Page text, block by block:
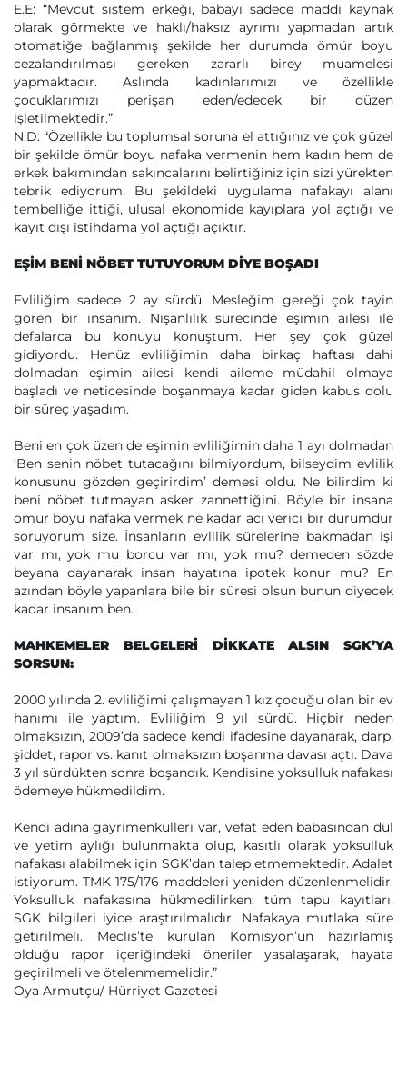
E.E: “Mevcut sistem erkeği, babayı sadece maddi kaynak
olarak görmekte ve haklı/haksız ayrımı yapmadan artık
otomatiğe bağlanmış şekilde her durumda ömür boyu
cezalandırılması gereken zararlı birey muamelesi
yapmaktadır. Aslında kadınlarımızı ve özellikle
çocuklarımızı perişan eden/edecek bir düzen
işletilmektedir.”
N.D: “Özellikle bu toplumsal soruna el attığınız ve çok güzel
bir şekilde ömür boyu nafaka vermenin hem kadın hem de
erkek bakımından sakıncalarını belirtiğiniz için sizi yürekten
tebrik ediyorum. Bu şekildeki uygulama nafakayı alanı
tembelliğe ittiği, ulusal ekonomide kayıplara yol açtığı ve
kayıt dışı istihdama yol açtığı açıktır.
EŞİM BENİ NÖBET TUTUYORUM DİYE BOŞADI
Evliliğim sadece 2 ay sürdü. Mesleğim gereği çok tayin
gören bir insanım. Nişanlılık sürecinde eşimin ailesi ile
defalarca bu konuyu konuştum. Her şey çok güzel
gidiyordu. Henüz evliliğimin daha birkaç haftası dahi
dolmadan eşimin ailesi kendi aileme müdahil olmaya
başladı ve neticesinde boşanmaya kadar giden kabus dolu
bir süreç yaşadım.
Beni en çok üzen de eşimin evliliğimin daha 1 ayı dolmadan
‘Ben senin nöbet tutacağını bilmiyordum, bilseydim evlilik
konusunu gözden geçirirdim’ demesi oldu. Ne bilirdim ki
beni nöbet tutmayan asker zannettiğini. Böyle bir insana
ömür boyu nafaka vermek ne kadar acı verici bir durumdur
soruyorum size. İnsanların evlilik sürelerine bakmadan işi
var mı, yok mu borcu var mı, yok mu? demeden sözde
beyana dayanarak insan hayatına ipotek konur mu? En
azından böyle yapanlara bile bir süresi olsun bunun diyecek
kadar insanım ben.
MAHKEMELER BELGELERİ DİKKATE ALSIN SGK’YA
SORSUN:
2000 yılında 2. evliliğimi çalışmayan 1 kız çocuğu olan bir ev
hanımı ile yaptım. Evliliğim 9 yıl sürdü. Hiçbir neden
olmaksızın, 2009’da sadece kendi ifadesine dayanarak, darp,
şiddet, rapor vs. kanıt olmaksızın boşanma davası açtı. Dava
3 yıl sürdükten sonra boşandık. Kendisine yoksulluk nafakası
ödemeye hükmedildim.
Kendi adına gayrimenkulleri var, vefat eden babasından dul
ve yetim aylığı bulunmakta olup, kasıtlı olarak yoksulluk
nafakası alabilmek için SGK’dan talep etmemektedir. Adalet
istiyorum. TMK 175/176 maddeleri yeniden düzenlenmelidir.
Yoksulluk nafakasına hükmedilirken, tüm tapu kayıtları,
SGK bilgileri iyice araştırılmalıdır. Nafakaya mutlaka süre
getirilmeli. Meclis’te kurulan Komisyon’un hazırlamış
olduğu rapor içeriğindeki öneriler yasalaşarak, hayata
geçirilmeli ve ötelenmemelidir.”
Oya Armutçu/ Hürriyet Gazetesi